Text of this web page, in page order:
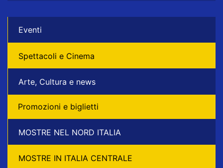
Eventi
Spettacoli e Cinema
Arte, Cultura e news
Promozioni e biglietti
MOSTRE NEL NORD ITALIA
MOSTRE IN ITALIA CENTRALE